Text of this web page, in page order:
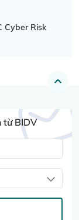
Cyber Risk
BIDV